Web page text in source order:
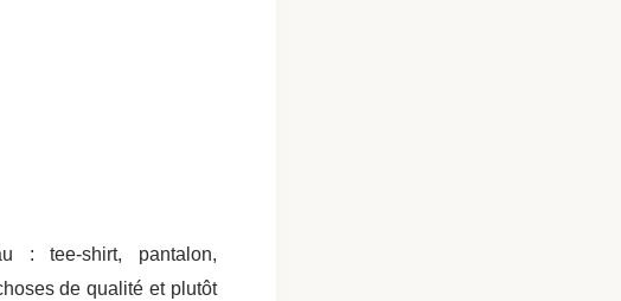
: tee-shirt, pantalon,
de qualité et plutôt